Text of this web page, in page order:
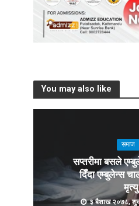
You may also like
समाज
सप्तरीमा बसले
दिँदा एम्बुलेन्स
मृत्यु
३ बैशाख २०७८,